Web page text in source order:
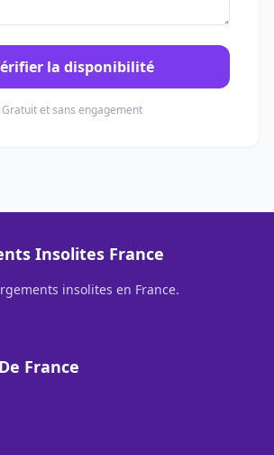
la disponibilité
Gratuit et sans engagement
Insolites France
insolites en France.
France